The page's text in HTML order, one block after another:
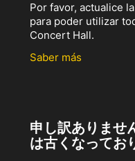
Por favor, actualice
para poder utilizar
Concert Hall.
Saber más
申し訳ありませ
は古くなってお